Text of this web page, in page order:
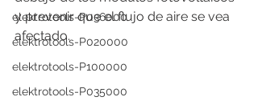
elektrotools-P036000
elektrotools-P020000
elektrotools-P100000
elektrotools-P035000
y prevenir que el flujo de aire se vea
afectado.